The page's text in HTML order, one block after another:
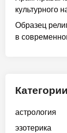
культурного
Образец
в
Категории
астрология
эзотерика